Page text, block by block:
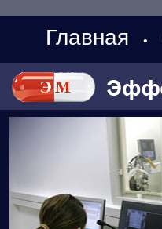
Главная •